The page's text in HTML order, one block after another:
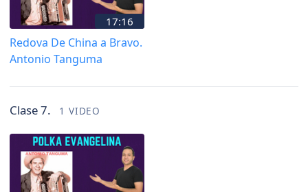
17:16
Redova De China a Bravo.
Antonio Tanguma
Clase 7. 1 VIDEO